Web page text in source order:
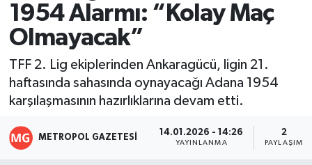
1954 Alarmı: “Kolay Maç
Olmayacak”
TFF 2. Lig ekiplerinden Ankaragücü, ligin 21.
haftasında sahasında oynayacağı Adana 1954
karşılaşmasının hazırlıklarına devam etti.
METROPOL GAZETESI 14.01.2026 - 14:26
YAYINLANMA
2
PAYLAŞIM
Resmi İlanlar